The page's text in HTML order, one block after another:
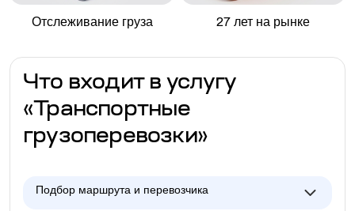
Отслеживание груза 27 лет на рынке
Что входит в услугу
«Транспортные
грузоперевозки»
Подбор маршрута и перевозчика